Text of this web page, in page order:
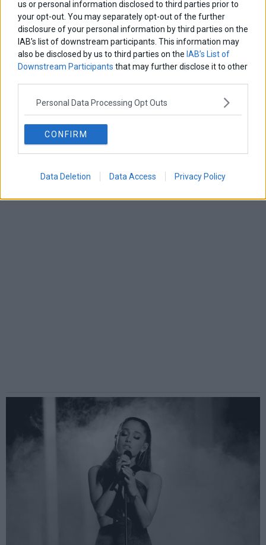
us or personal information disclosed to third parties prior to
your opt-out. You may separately opt-out of the further
disclosure of your personal information by third parties on the
IAB’s list of downstream participants. This information may
also be disclosed by us to third parties on the IAB’s List of
Downstream Participants that may further disclose it to other
Personal Data Processing Opt Outs
CONFIRM
Data Deletion Data Access Privacy Policy
Πρώτη με 9 υποψηφιότητες στα φετινά Grammy η
Beyonce
Η Aμερικανίδα τραγουδίστρια Μπιγιονσέ συγκεντρώνει φέτος τις
6 Δεκεμβρίου 2016 Lifestyle · Κόσμος